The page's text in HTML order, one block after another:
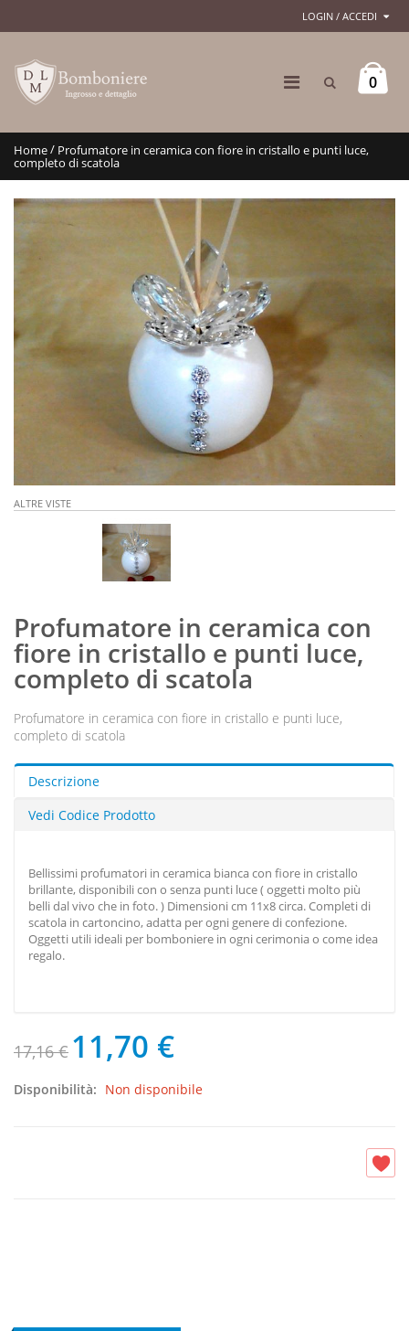
LOGIN / ACCEDI
0
Home/ Profumatore in ceramica con fiore in cristallo e punti luce,
completo di scatola
ALTRE VISTE
Profumatore in ceramica con
fiore in cristallo e punti luce,
completo di scatola
Profumatore in ceramica con fiore in cristallo e punti luce,
completo di scatola
Descrizione
Vedi Codice Prodotto
Bellissimi profumatori in ceramica bianca con fiore in cristallo
brillante, disponibili con o senza punti luce ( oggetti molto più
belli dal vivo che in foto. ) Dimensioni cm 11x8 circa. Completi di
scatola in cartoncino, adatta per ogni genere di confezione.
Oggetti utili ideali per bomboniere in ogni cerimonia o come idea
regalo.
17,16 € 11,70 €
Disponibilità: Non disponibile